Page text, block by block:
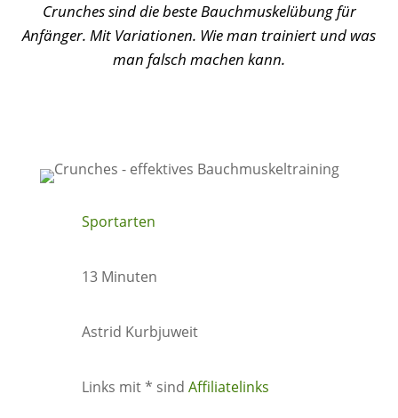
Crunches sind die beste Bauchmuskelübung für
Anfänger. Mit Variationen. Wie man trainiert und was
man falsch machen kann.
Sportarten
13 Minuten
Astrid Kurbjuweit
Links mit * sind Affiliatelinks